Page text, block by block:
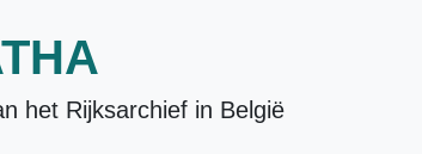
het Rijksarchief in België